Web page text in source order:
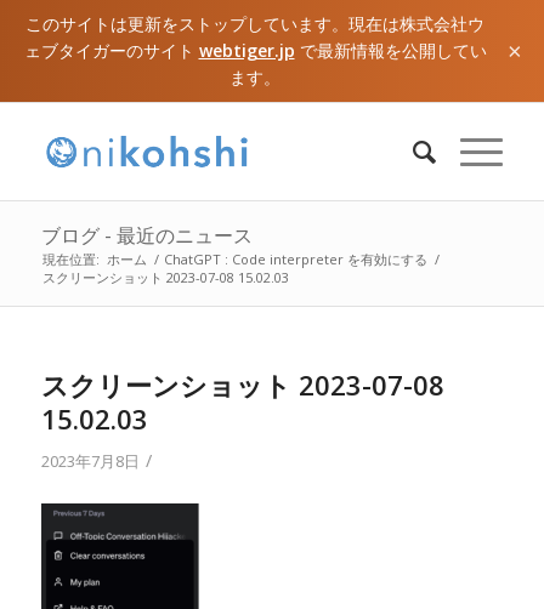
このサイトは更新をストップしています。現在は株式会社ウ
ェブタイガーのサイト webtiger.jp で最新情報を公開してい
ます。
×
ブログ - 最近のニュース
現在位置: ホーム / ChatGPT : Code interpreter を有効にする /
スクリーンショット 2023-07-08 15.02.03
スクリーンショット 2023-07-08
15.02.03
2023年7月8日 /